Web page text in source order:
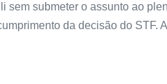
sem submeter o assunto ao
da decisão do STF.